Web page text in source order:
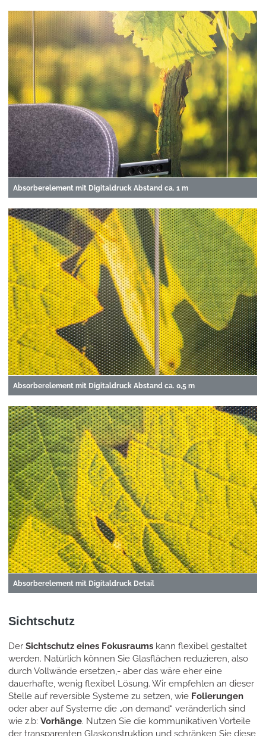
Absorberelement mit Digitaldruck Abstand ca. 1 m
Absorberelement mit Digitaldruck Abstand ca. 0,5 m
Absorberelement mit Digitaldruck Detail
Sichtschutz
DerSichtschutz eines Fokusraums kann flexibel gestaltet
werden. Natürlich können Sie Glasflächen reduzieren, also
durch Vollwände ersetzen,- aber das wäre eher eine
dauerhafte, wenig flexibel Lösung. Wir empfehlen an dieser
Stelle auf reversible Systeme zu setzen, wie Folierungen
oder aber auf Systeme die „on demand“ veränderlich sind
wie z.b:Vorhänge. Nutzen Sie die kommunikativen Vorteile
der transparenten Glaskonstruktion und schränken Sie diese